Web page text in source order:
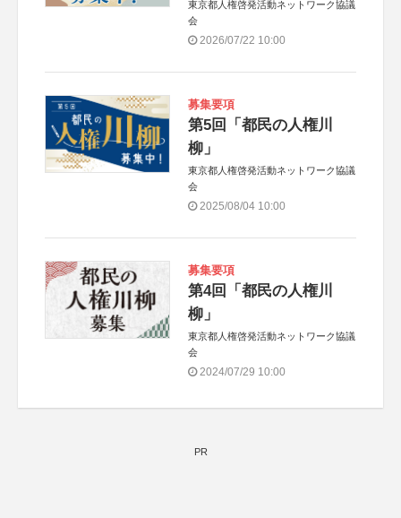
東京都人権啓発活動ネットワーク協議
会
2026/07/22 10:00
募集要項
第5回「都民の人権川
柳」
東京都人権啓発活動ネットワーク協議
会
2025/08/04 10:00
募集要項
第4回「都民の人権川
柳」
東京都人権啓発活動ネットワーク協議
会
2024/07/29 10:00
PR